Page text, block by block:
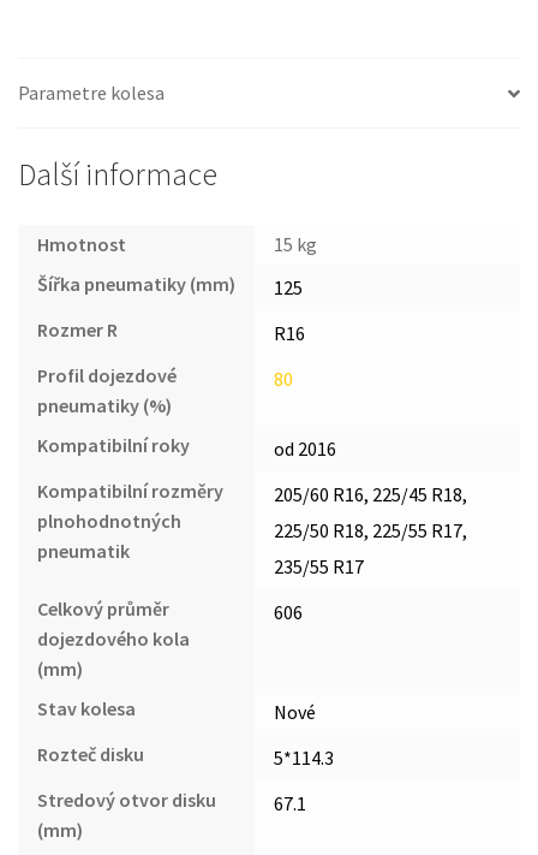
Parametre kolesa
Další informace
Hmotnost
15 kg
Šířka pneumatiky (mm)
125
Rozmer R
R16
Profil dojezdové
pneumatiky (%)
80
Kompatibilní roky
od 2016
Kompatibilní rozměry
plnohodnotných
pneumatik
205/60 R16, 225/45 R18,
225/50 R18, 225/55 R17,
235/55 R17
Celkový průměr
dojezdového kola
(mm)
606
Stav kolesa
Nové
Rozteč disku
5*114.3
Stredový otvor disku
(mm)
67.1